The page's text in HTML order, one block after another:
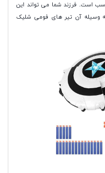
بعد از 8 سالگی مناسب است. فرزند شما می تواند این
وسیله آن تیر های فومی شلیک